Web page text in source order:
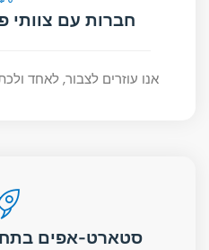
חברות עם צוותי
אנו עוזרים לצבור, לאחד
סטארט-אפים